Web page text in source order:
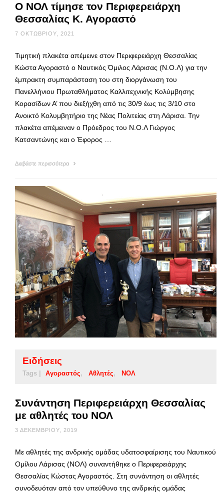
Ο ΝΟΛ τίμησε τον Περιφερειάρχη
Θεσσαλίας Κ. Αγοραστό
7 ΟΚΤΩΒΡΊΟΥ, 2021
Τιμητική πλακέτα απέμεινε στον Περιφερειάρχη Θεσσαλίας
Κώστα Αγοραστό ο Ναυτικός Όμιλος Λάρισας (Ν.Ο.Λ) για την
έμπρακτη συμπαράσταση του στη διοργάνωση του
Πανελλήνιου Πρωταθλήματος Καλλιτεχνικής Κολύμβησης
Κορασίδων Α’ που διεξήχθη από τις 30/9 έως τις 3/10 στο
Ανοικτό Κολυμβητήριο της Νέας Πολιτείας στη Λάρισα. Την
πλακέτα απέμειναν ο Πρόεδρος του Ν.Ο.Λ Γιώργος
Κατσαντώνης και ο Έφορος …
Διαβάστε περισσότερα
Ειδήσεις
Tags | Αγοραστός Αθλητές ΝΟΛ
Συνάντηση Περιφερειάρχη Θεσσαλίας
με αθλητές του ΝΟΛ
3 ΔΕΚΕΜΒΡΊΟΥ, 2019
Με αθλητές της ανδρικής ομάδας υδατοσφαίρισης του Ναυτικού
Ομίλου Λάρισας (ΝΟΛ) συναντήθηκε ο Περιφερειάρχης
Θεσσαλίας Κώστας Αγοραστός. Στη συνάντηση οι αθλητές
συνοδευόταν από τον υπεύθυνο της ανδρικής ομάδας